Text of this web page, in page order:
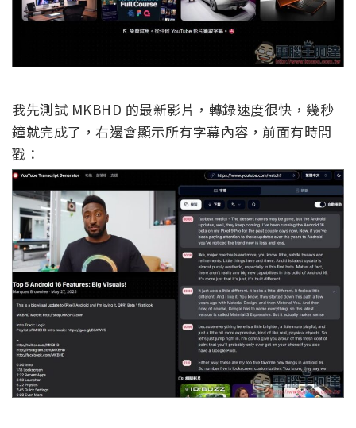
我先測試 MKBHD 的最新影片，轉錄速度很快，幾秒
鐘就完成了，右邊會顯示所有字幕內容，前面有時間
戳：